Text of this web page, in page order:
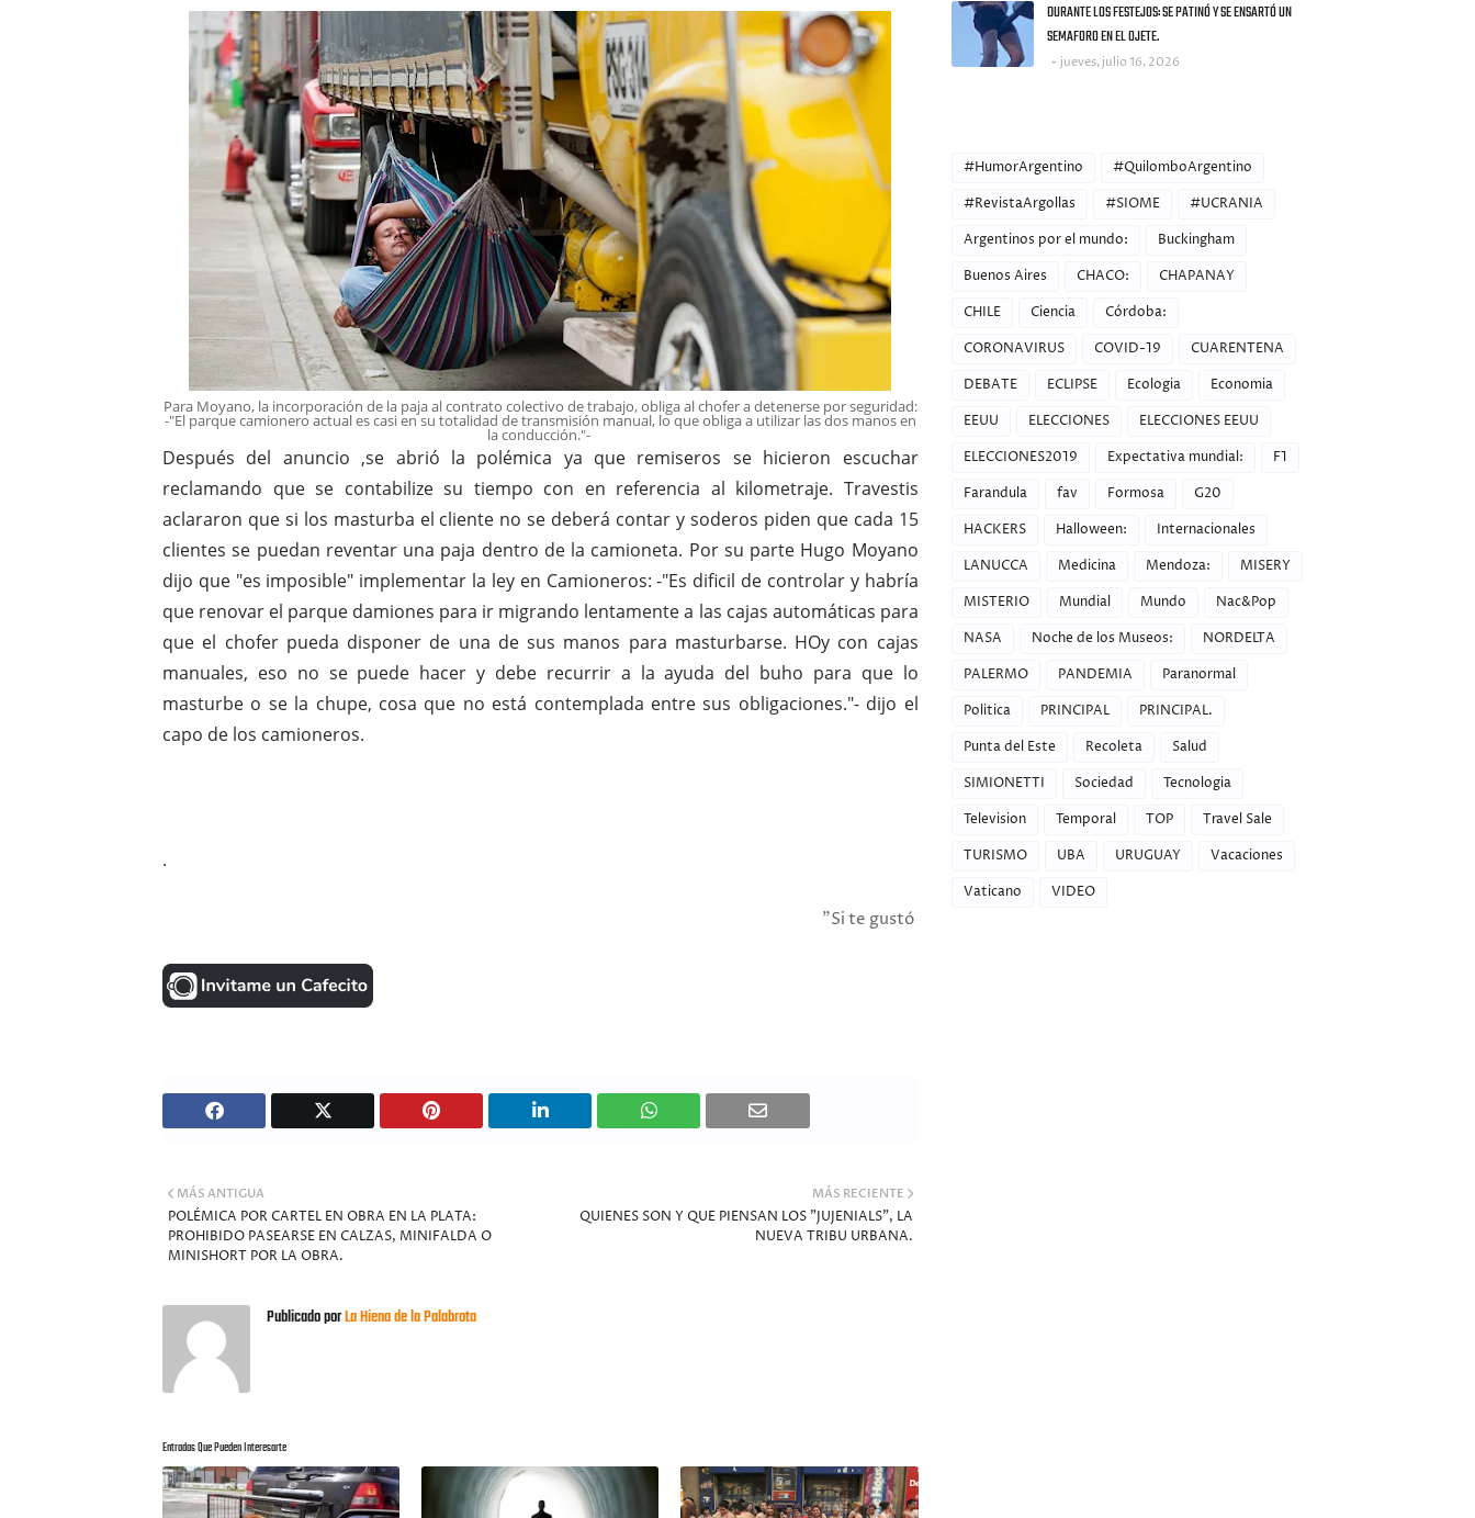
Para Moyano, la incorporación de la paja al contrato colectivo de trabajo, obliga al chofer a detenerse por seguridad:
-"El parque camionero actual es casi en su totalidad de transmisión manual, lo que obliga a utilizar las dos manos en
la conducción."-
Después del anuncio ,se abrió la polémica ya que remiseros se hicieron escuchar
reclamando que se contabilize su tiempo con en referencia al kilometraje. Travestis
aclararon que si los masturba el cliente no se deberá contar y soderos piden que cada 15
clientes se puedan reventar una paja dentro de la camioneta. Por su parte Hugo Moyano
dijo que "es imposible" implementar la ley en Camioneros: -"Es dificil de controlar y habría
que renovar el parque damiones para ir migrando lentamente a las cajas automáticas para
que el chofer pueda disponer de una de sus manos para masturbarse. HOy con cajas
manuales, eso no se puede hacer y debe recurrir a la ayuda del buho para que lo
masturbe o se la chupe, cosa que no está contemplada entre sus obligaciones."- dijo el
capo de los camioneros.
.
"Si te gustó la nota, compartila en FACEFUCK y dale LIKE a la página. Saludos Y GRACIAS."
MÁS RECIENTE
QUIENES SON Y QUE PIENSAN LOS "JUJENIALS", LA
NUEVA TRIBU URBANA.
MÁS ANTIGUA
POLÉMICA POR CARTEL EN OBRA EN LA PLATA:
PROHIBIDO PASEARSE EN CALZAS, MINIFALDA O
MINISHORT POR LA OBRA.
Publicado porLa Hiena de la Palabrota
Entradas Que Pueden Interesarte
DURANTE LOS FESTEJOS: SE PATINÓ Y SE ENSARTÓ UN
SEMAFORO EN EL OJETE.
jueves, julio 16, 2026
#HumorArgentino
#QuilomboArgentino
#RevistaArgollas
#SIOME
#UCRANIA
Argentinos por el mundo:
Buckingham
Buenos Aires
CHACO:
CHAPANAY
CHILE
Ciencia
Córdoba:
CORONAVIRUS
COVID-19
CUARENTENA
DEBATE
ECLIPSE Ecologia
Economia
EEUU
ELECCIONES
ELECCIONES EEUU
ELECCIONES2019
Expectativa mundial:
F1
Farandula
fav Formosa
G20
HACKERS
Halloween:
Internacionales
LANUCCA
Medicina Mendoza:
MISERY
MISTERIO
Mundial Mundo
Nac&Pop
NASA
Noche de los Museos:
NORDELTA
PALERMO
PANDEMIA
Paranormal
Politica
PRINCIPAL
PRINCIPAL.
Punta del Este
Recoleta
Salud
SIMIONETTI
Sociedad
Tecnologia
Television
Temporal TOP
Travel Sale
TURISMO
UBA URUGUAY
Vacaciones
Vaticano
VIDEO